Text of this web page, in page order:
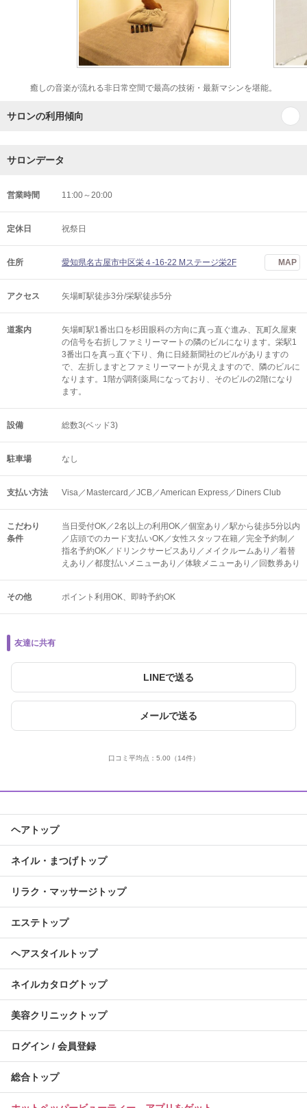
癒しの音楽が流れる非日常空間で最高の技術・最新マシンを堪能。
サロンの利用傾向
サロンデータ
営業時間 11:00～20:00
定休日 祝祭日
住所 愛知県名古屋市中区栄４-16-22 Mステージ栄2F MAP
アクセス 矢場町駅徒歩3分/栄駅徒歩5分
道案内
矢場町駅1番出口を杉田眼科の方向に真っ直ぐ進み、瓦町久屋東
の信号を右折しファミリーマートの隣のビルになります。栄駅1
3番出口を真っ直ぐ下り、角に日経新聞社のビルがありますの
で、左折しますとファミリーマートが見えますので、隣のビルに
なります。1階が調剤薬局になっており、そのビルの2階になり
ます。
設備 総数3(ベッド3)
駐車場 なし
支払い方法 Visa／Mastercard／JCB／American Express／Diners Club
こだわり
条件
当日受付OK／2名以上の利用OK／個室あり／駅から徒歩5分以内
／店頭でのカード支払いOK／女性スタッフ在籍／完全予約制／
指名予約OK／ドリンクサービスあり／メイクルームあり／着替
えあり／都度払いメニューあり／体験メニューあり／回数券あり
その他 ポイント利用OK 即時予約OK
友達に共有
LINEで送る
メールで送る
口コミ平均点： 5.00 （14件）
ヘアトップ
ネイル・まつげトップ
リラク・マッサージトップ
エステトップ
ヘアスタイルトップ
ネイルカタログトップ
美容クリニックトップ
ログイン / 会員登録
総合トップ